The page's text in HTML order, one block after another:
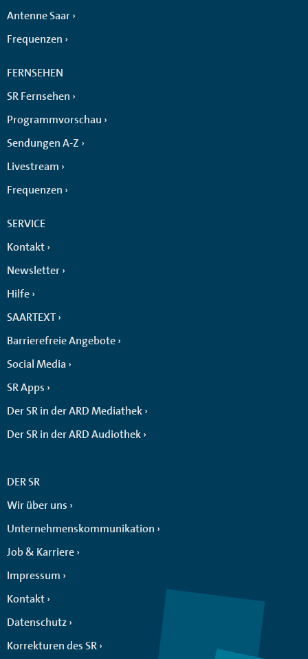
Antenne Saar
Frequenzen
FERNSEHEN
SR Fernsehen
Programmvorschau
Sendungen A-Z
Livestream
Frequenzen
SERVICE
Kontakt
Newsletter
Hilfe
SAARTEXT
Barrierefreie Angebote
Social Media
SR Apps
Der SR in der ARD Mediathek
Der SR in der ARD Audiothek
DER SR
Wir über uns
Unternehmenskommunikation
Job & Karriere
Impressum
Kontakt
Datenschutz
Korrekturen des SR